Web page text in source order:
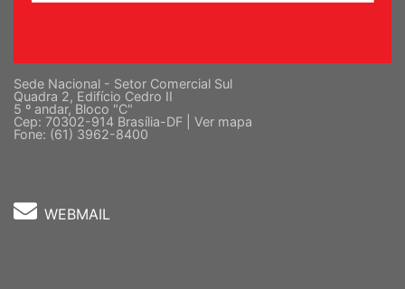
Sede Nacional - Setor Comercial Sul
Quadra 2, Edifício Cedro II
5 º andar, Bloco "C"
Cep: 70302-914 Brasília-DF | Ver mapa
Fone: (61) 3962-8400
WEBMAIL